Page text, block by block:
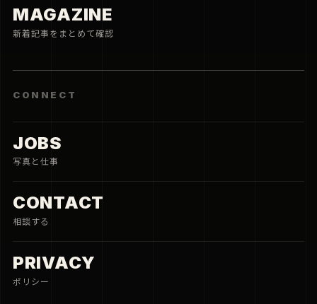
MAGAZINE
新着記事をまとめて確認
CONNECT
JOBS
写真と仕事
CONTACT
相談する
PRIVACY
ポリシー